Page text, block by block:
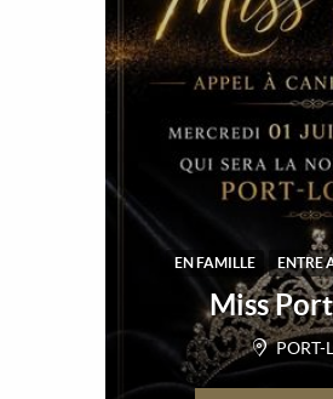
EN FAMILLE ENTRE
Miss
PORT-